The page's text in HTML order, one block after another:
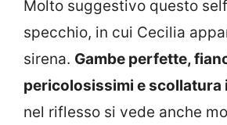
Molto suggestivo questo
specchio, in cui Cecilia
sirena. Gambe perfette,
pericolosissimi e scollatura
nel riflesso si vede anche